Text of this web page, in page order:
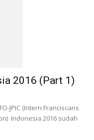
2016 (Part 1)
JPIC (Intern Franciscans
Indonesia 2016 sudah